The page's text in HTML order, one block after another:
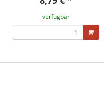
verfügbar